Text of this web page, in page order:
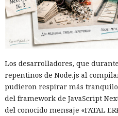
Los desarrolladores, que
repentinos de Node.js al
pudieron respirar más
del framework de JavaScript
del conocido mensaje «FATAL